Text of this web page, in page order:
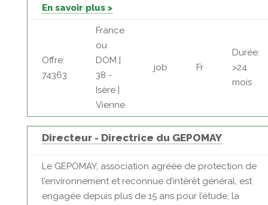
En savoir plus >
Offre:
74363
France
ou
DOM |
38 -
Isère |
Vienne
job Fr
Durée:
>24
mois
Directeur - Directrice du GEPOMAY
Le GEPOMAY, association agréée de protection de
l’environnement et reconnue d’intérêt général, est
engagée depuis plus de 15 ans pour l’étude, la